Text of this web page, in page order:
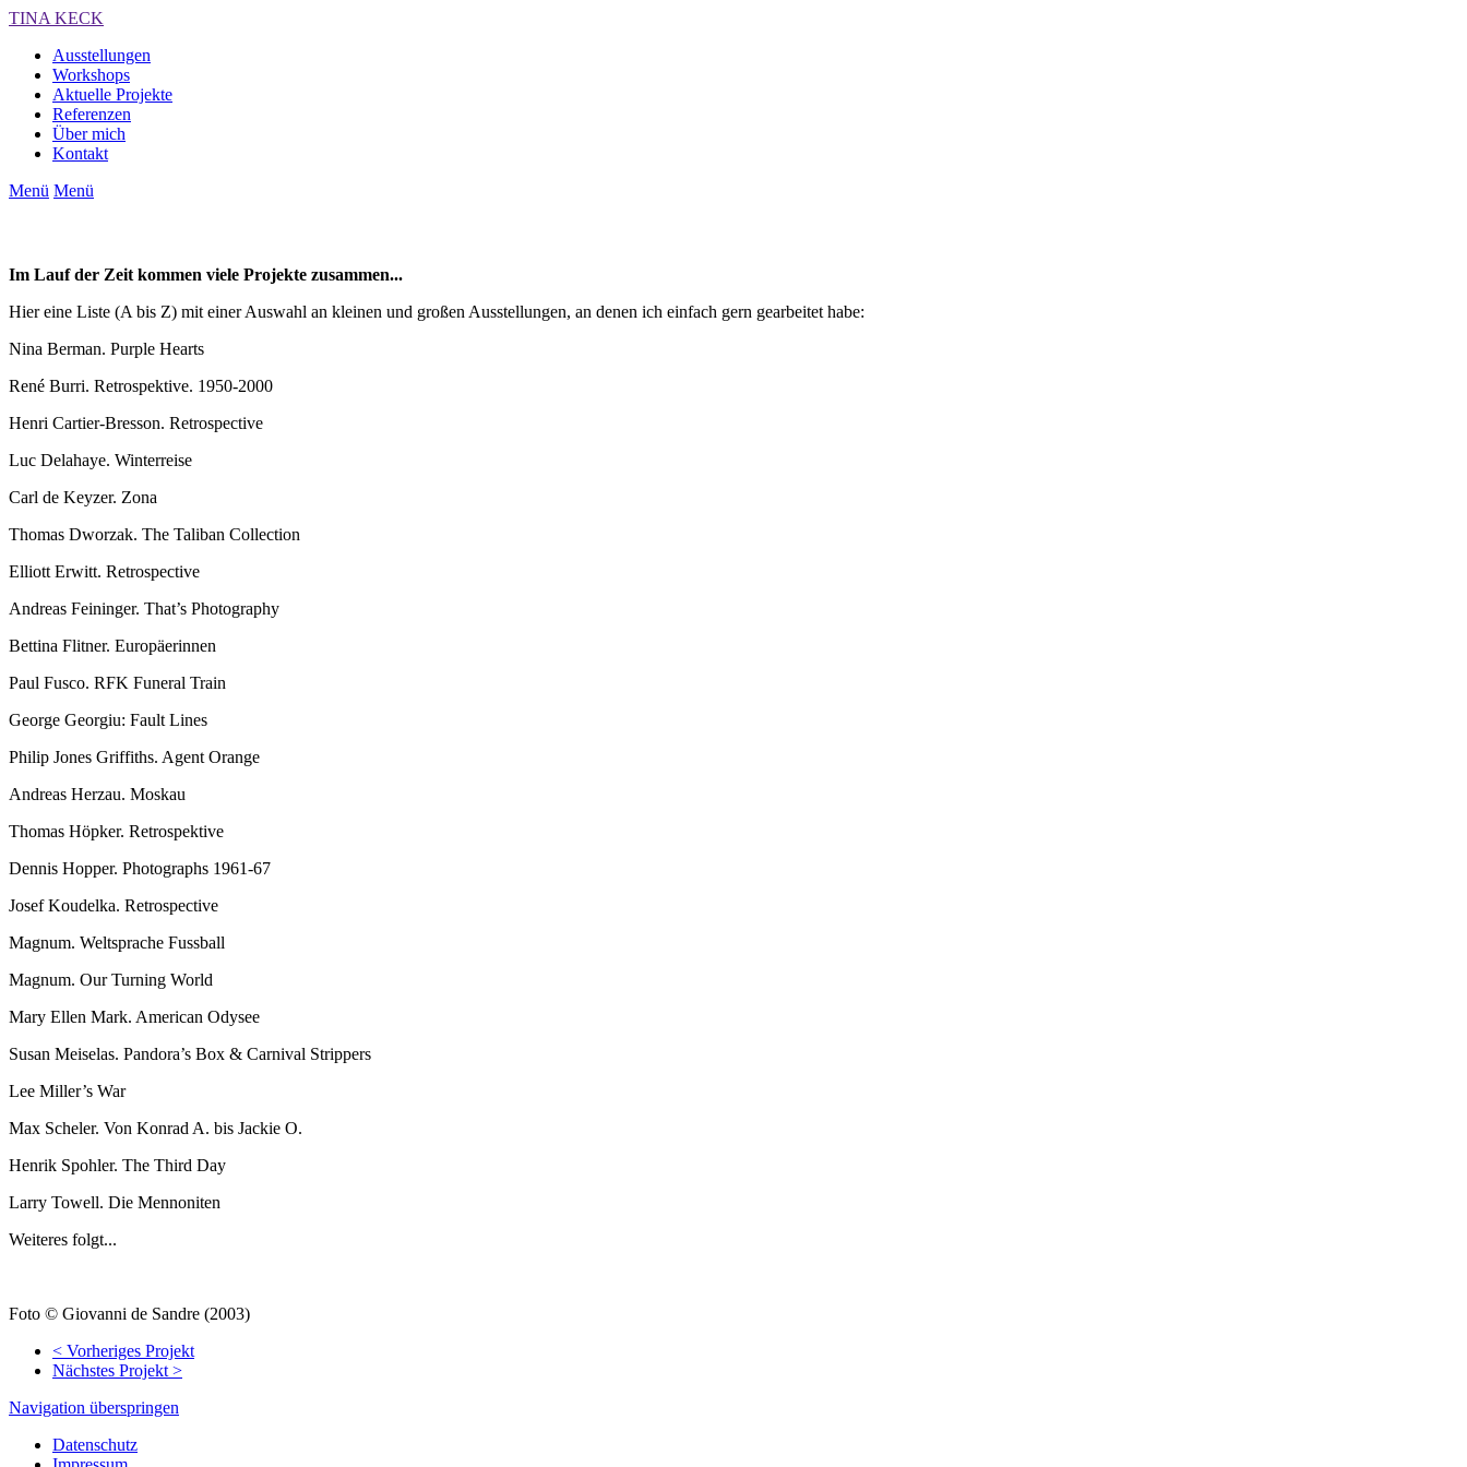
TINA KECK
Ausstellungen
Workshops
Aktuelle Projekte
Referenzen
Über mich
Kontakt
Menü Menü
Im Lauf der Zeit kommen viele Projekte zusammen...
Hier eine Liste (A bis Z) mit einer Auswahl an kleinen und großen Ausstellungen, an denen ich einfach gern gearbeitet habe:
Nina Berman. Purple Hearts
René Burri. Retrospektive. 1950-2000
Henri Cartier-Bresson. Retrospective
Luc Delahaye. Winterreise
Carl de Keyzer. Zona
Thomas Dworzak. The Taliban Collection
Elliott Erwitt. Retrospective
Andreas Feininger. That’s Photography
Bettina Flitner. Europäerinnen
Paul Fusco. RFK Funeral Train
George Georgiu: Fault Lines
Philip Jones Griffiths. Agent Orange
Andreas Herzau. Moskau
Thomas Höpker. Retrospektive
Dennis Hopper. Photographs 1961-67
Josef Koudelka. Retrospective
Magnum. Weltsprache Fussball
Magnum. Our Turning World
Mary Ellen Mark. American Odysee
Susan Meiselas. Pandora’s Box & Carnival Strippers
Lee Miller’s War
Max Scheler. Von Konrad A. bis Jackie O.
Henrik Spohler. The Third Day
Larry Towell. Die Mennoniten
Weiteres folgt...
Foto © Giovanni de Sandre (2003)
< Vorheriges Projekt
Nächstes Projekt >
Navigation überspringen
Datenschutz